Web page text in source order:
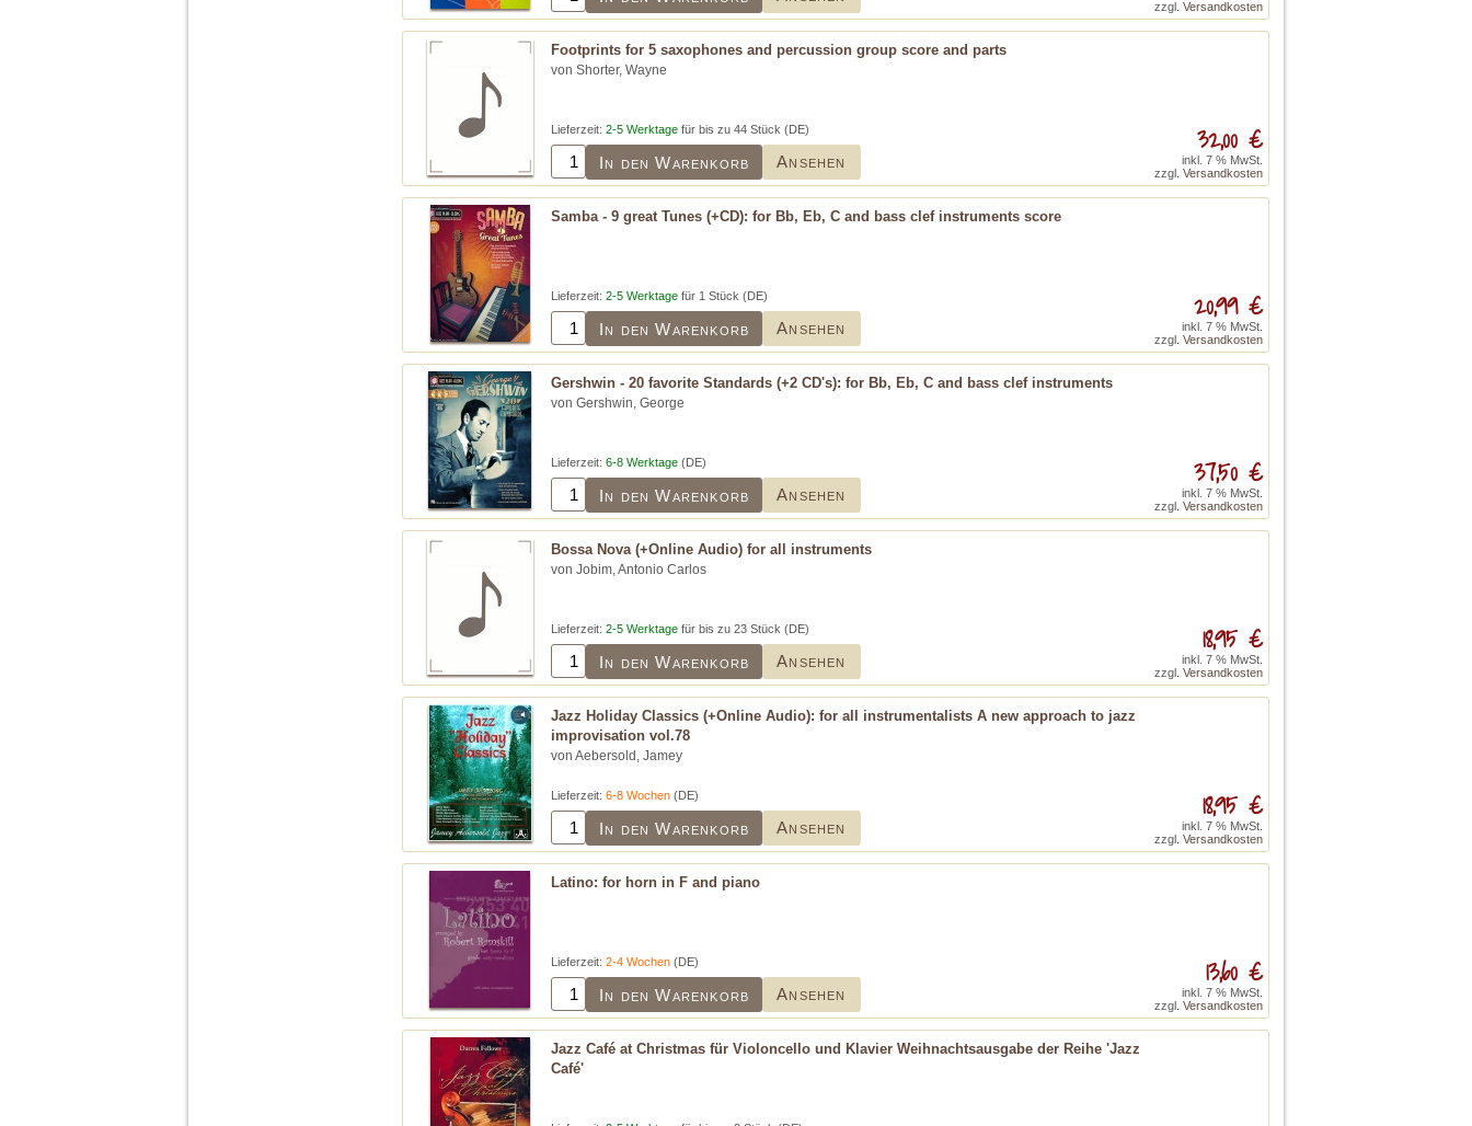
zzgl. Versandkosten
Footprints for 5 saxophones and percussion group score and parts
von Shorter, Wayne
Lieferzeit: 2-5 Werktage für bis zu 44 Stück (DE)
In den Warenkorb Ansehen
32,00 €
inkl. 7 % MwSt.
zzgl. Versandkosten
Samba - 9 great Tunes (+CD): for Bb, Eb, C and bass clef instruments score
Lieferzeit: 2-5 Werktage für 1 Stück (DE)
In den Warenkorb Ansehen
20,99 €
inkl. 7 % MwSt.
zzgl. Versandkosten
Gershwin - 20 favorite Standards (+2 CD's): for Bb, Eb, C and bass clef instruments
von Gershwin, George
Lieferzeit: 6-8 Werktage (DE)
In den Warenkorb Ansehen
37,50 €
inkl. 7 % MwSt.
zzgl. Versandkosten
Bossa Nova (+Online Audio) for all instruments
von Jobim, Antonio Carlos
Lieferzeit: 2-5 Werktage für bis zu 23 Stück (DE)
In den Warenkorb Ansehen
18,95 €
inkl. 7 % MwSt.
zzgl. Versandkosten
Jazz Holiday Classics (+Online Audio): for all instrumentalists A new approach to jazz
improvisation vol.78
von Aebersold, Jamey
Lieferzeit: 6-8 Wochen (DE)
In den Warenkorb Ansehen
18,95 €
inkl. 7 % MwSt.
zzgl. Versandkosten
Latino: for horn in F and piano
Lieferzeit: 2-4 Wochen (DE)
In den Warenkorb Ansehen
13,60 €
inkl. 7 % MwSt.
zzgl. Versandkosten
Jazz Café at Christmas für Violoncello und Klavier Weihnachtsausgabe der Reihe 'Jazz
Café'